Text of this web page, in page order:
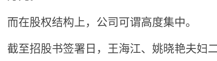
而在股权结构上，公司可谓高度集中。
截至招股书签署日，王海江、姚晓艳夫妇